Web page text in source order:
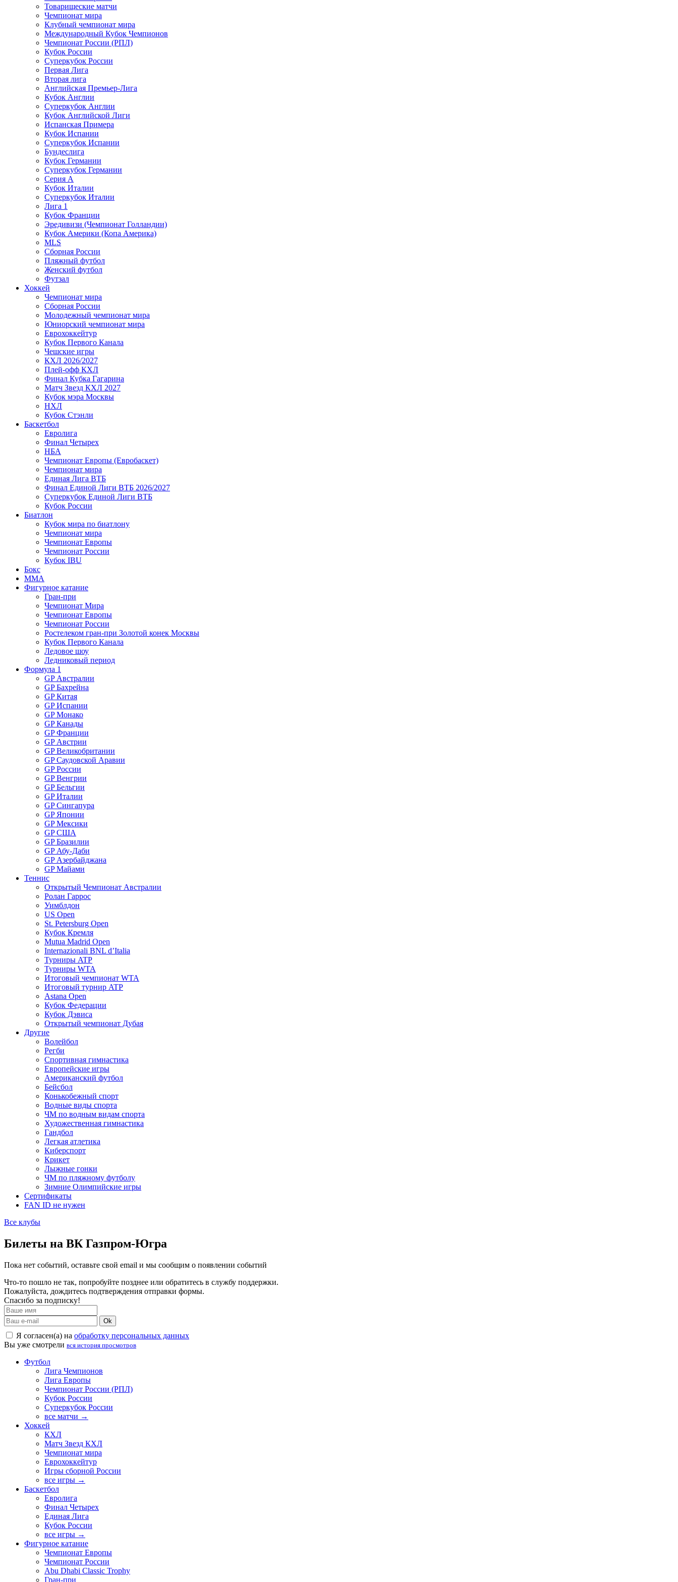
Товарищеские матчи
Чемпионат мира
Клубный чемпионат мира
Международный Кубок Чемпионов
Чемпионат России (РПЛ)
Кубок России
Суперкубок России
Первая Лига
Вторая лига
Английская Премьер-Лига
Кубок Англии
Суперкубок Англии
Кубок Английской Лиги
Испанская Примера
Кубок Испании
Суперкубок Испании
Бундеслига
Кубок Германии
Суперкубок Германии
Серия А
Кубок Италии
Суперкубок Италии
Лига 1
Кубок Франции
Эредивизи (Чемпионат Голландии)
Кубок Америки (Копа Америка)
MLS
Сборная России
Пляжный футбол
Женский футбол
Футзал
Хоккей
Чемпионат мира
Сборная России
Молодежный чемпионат мира
Юниорский чемпионат мира
Еврохоккейтур
Кубок Первого Канала
Чешские игры
КХЛ 2026/2027
Плей-офф КХЛ
Финал Кубка Гагарина
Матч Звезд КХЛ 2027
Кубок мэра Москвы
НХЛ
Кубок Стэнли
Баскетбол
Евролига
Финал Четырех
НБА
Чемпионат Европы (Евробаскет)
Чемпионат мира
Единая Лига ВТБ
Финал Единой Лиги ВТБ 2026/2027
Суперкубок Единой Лиги ВТБ
Кубок России
Биатлон
Кубок мира по биатлону
Чемпионат мира
Чемпионат Европы
Чемпионат России
Кубок IBU
Бокс
MMA
Фигурное катание
Гран-при
Чемпионат Мира
Чемпионат Европы
Чемпионат России
Ростелеком гран-при Золотой конек Москвы
Кубок Первого Канала
Ледовое шоу
Ледниковый период
Формула 1
GP Австралии
GP Бахрейна
GP Китая
GP Испании
GP Монако
GP Канады
GP Франции
GP Австрии
GP Великобритании
GP Саудовской Аравии
GP России
GP Венгрии
GP Бельгии
GP Италии
GP Сингапура
GP Японии
GP Мексики
GP США
GP Бразилии
GP Абу-Даби
GP Азербайджана
GP Майами
Теннис
Открытый Чемпионат Австралии
Ролан Гаррос
Уимблдон
US Open
St. Petersburg Open
Кубок Кремля
Mutua Madrid Open
Internazionali BNL d’Italia
Турниры ATP
Турниры WTA
Итоговый чемпионат WTA
Итоговый турнир ATP
Astana Open
Кубок Федерации
Кубок Дэвиса
Открытый чемпионат Дубая
Другие
Волейбол
Регби
Спортивная гимнастика
Европейские игры
Американский футбол
Бейсбол
Конькобежный спорт
Водные виды спорта
ЧМ по водным видам спорта
Художественная гимнастика
Гандбол
Легкая атлетика
Киберспорт
Крикет
Лыжные гонки
ЧМ по пляжному футболу
Зимние Олимпийские игры
Сертификаты
FAN ID не нужен
Все клубы
Билеты на ВК Газпром-Югра
Пока нет событий, оставьте свой email и мы сообщим о появлении событий
Что-то пошло не так, попробуйте позднее или обратитесь в службу поддержки.
Пожалуйста, дождитесь подтверждения отправки формы.
Спасибо за подписку!
Ok
Я согласен(а) на обработку персональных данных
Вы уже смотрели вся история просмотров
Футбол
Лига Чемпионов
Лига Европы
Чемпионат России (РПЛ)
Кубок России
Суперкубок России
все матчи →
Хоккей
КХЛ
Матч Звезд КХЛ
Чемпионат мира
Еврохоккейтур
Игры сборной России
все игры →
Баскетбол
Евролига
Финал Четырех
Единая Лига
Кубок России
все игры →
Фигурное катание
Чемпионат Европы
Чемпионат России
Abu Dhabi Classic Trophy
Гран-при